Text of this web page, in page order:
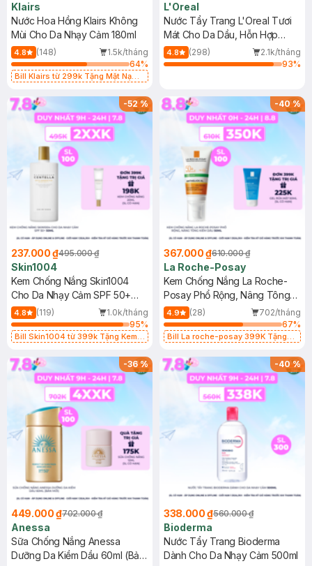
Klairs
Nước Hoa Hồng Klairs Không
Mùi Cho Da Nhạy Cảm 180ml
4.8 (148)
1.5k/tháng
64%
Bill Klairs từ 299k Tặng Mặt Nạ
25ml (SL Có Hạn)
L'Oreal
Nước Tẩy Trang L'Oreal Tươi
Mát Cho Da Dầu, Hỗn Hợp
400ml
4.8 (298)
2.1k/tháng
93%
-52%
237.000 ₫495.000 ₫
Skin1004
Kem Chống Nắng Skin1004
Cho Da Nhạy Cảm SPF 50+
50ml
4.8 (119)
1.0k/tháng
95%
Bill Skin1004 từ 399k Tặng Kem
SPF 50+ 20ml (SL Có Hạn)
-40%
367.000 ₫610.000 ₫
La Roche-Posay
Kem Chống Nắng La Roche-
Posay Phổ Rộng, Nâng Tông
Kiềm Dầu 50ml
4.9 (28)
702/tháng
67%
Bill La roche-posay 399K Tặng
(SL có hạn)
-36%
449.000 ₫702.000 ₫
Anessa
Sữa Chống Nắng Anessa
Dưỡng Da Kiềm Dầu 60ml (Bản
-40%
338.000 ₫560.000 ₫
Bioderma
Nước Tẩy Trang Bioderma
Dành Cho Da Nhạy Cảm 500ml